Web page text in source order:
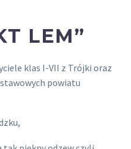
LEM”
klas I-VII z Trójki oraz
powiatu